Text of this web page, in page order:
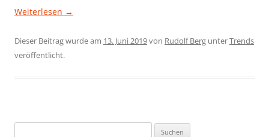
Weiterlesen →
Dieser Beitrag wurde am 13. Juni 2019von Rudolf Berg unterTrends
veröffentlicht.